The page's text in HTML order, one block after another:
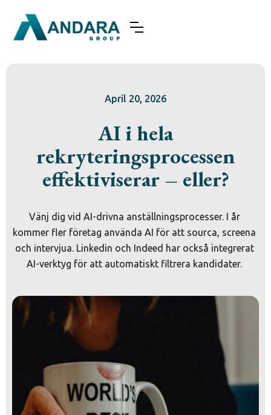
April 20, 2026
AI i hela
rekryteringsprocessen
effektiviserar – eller?
Vänj dig vid AI-drivna anställningsprocesser. I år
kommer fler företag använda AI för att sourca, screena
och intervjua. Linkedin och Indeed har också integrerat
AI-verktyg för att automatiskt filtrera kandidater.